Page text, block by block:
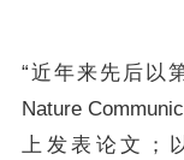
“近年来先后以
Nature
上发表论文；